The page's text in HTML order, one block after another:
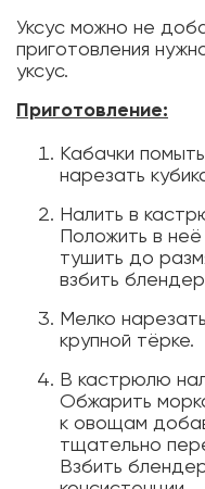
Уксус можно не
приготовления
уксус.
Приготовление:
Кабачки
нарезать
Налить в
Положить в
тушить до
взбить
Мелко
крупной тёрке.
В кастрюлю
Обжарить
к овощам
тщательно
Взбить